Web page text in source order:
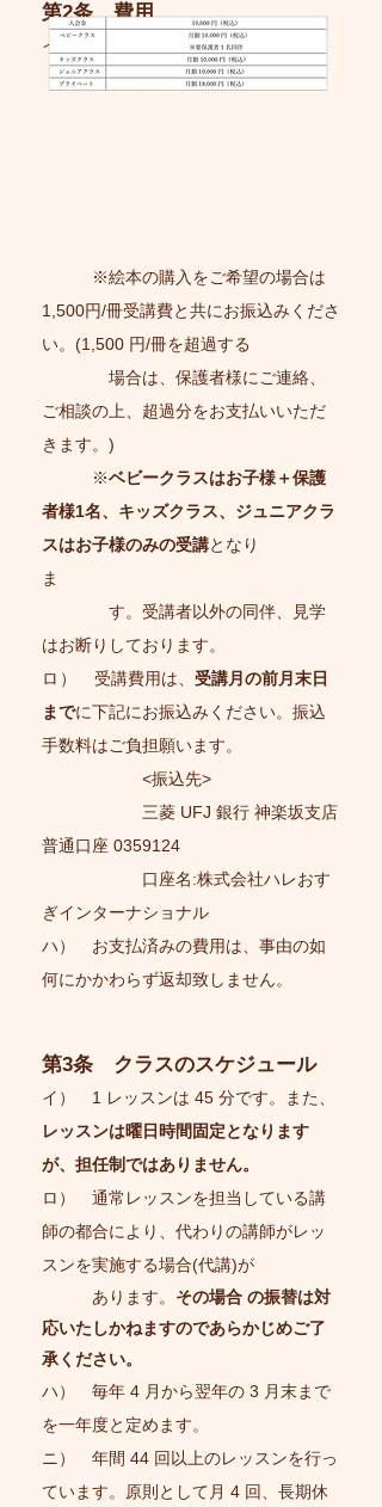
第2条 費用
​イ） 受講費は、下記の通りです。
※絵本の購入をご希望の場合は
1,500円/冊受講費と共にお振込みくださ
い。​(1,500 円/冊を超過する
場合は、保護者様にご連絡、
ご相談の上、超過分をお支払いいただ
きます。)
※ベビークラスはお子様＋保護
者様1名、キッズクラス、ジュニアクラ
スはお子様のみの受講となり
ま
す。受講者以外の同伴、見学
はお断りしております。
ロ）受講費用は、受講月の前月末日
までに下記にお振込みください。振込
手数料はご負担願います。
<振込先>
三菱 UFJ 銀行 神楽坂支店
普通口座 0359124
口座名:株式会社ハレおす
ぎインターナショナル
ハ） お支払済みの費用は、事由の如
何にかかわらず返却致しません。
第3条 クラスのスケジュール
イ） 1 レッスンは 45 分です。また、
レッスンは曜日時間固定となります
が、担任制ではありません。
ロ） 通常レッスンを担当している講
師の都合により、代わりの講師がレッ
スンを実施する場合(代講)が
あります。 その場合 の振替は対
応いたしかねますのであらかじめご了
承ください。
ハ） 毎年 4 月から翌年の 3 月末まで
を一年度と定めます。
ニ） 年間 44 回以上のレッスンを行っ
ています。原則として月 4 回、長期休